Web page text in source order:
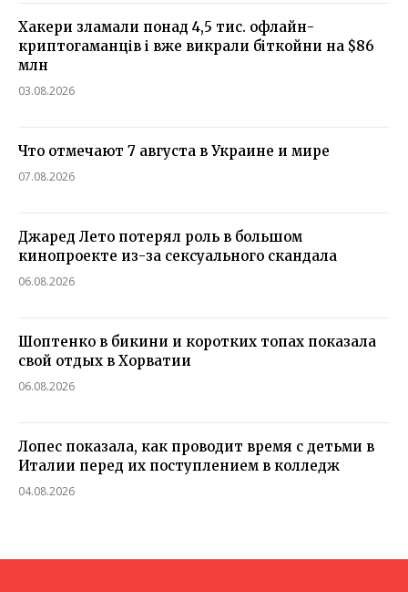
Хакери зламали понад 4,5 тис. офлайн-
криптогаманців і вже викрали біткойни на $86
млн
03.08.2026
Что отмечают 7 августа в Украине и мире
07.08.2026
Джаред Лето потерял роль в большом
кинопроекте из-за сексуального скандала
06.08.2026
Шоптенко в бикини и коротких топах показала
свой отдых в Хорватии
06.08.2026
Лопес показала, как проводит время с детьми в
Италии перед их поступлением в колледж
04.08.2026